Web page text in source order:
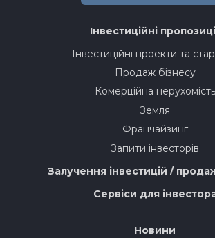
Інвестиційні
Інвестиційні проекти та
Продаж бізнесу
Комерційна нерухомість
Земля
Франчайзинг
Запити інвесторів
Залучення інвестицій /
Сервіси для
Новини